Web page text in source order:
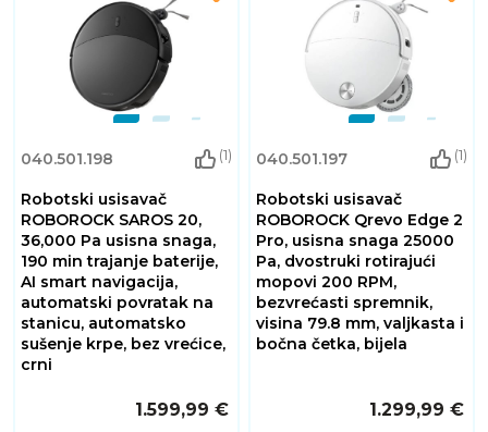
040.501.198 (1)
Robotski usisavač
ROBOROCK SAROS 20,
36,000 Pa usisna snaga,
190 min trajanje baterije,
AI smart navigacija,
automatski povratak na
stanicu, automatsko
sušenje krpe, bez vrećice,
crni
1.599,99 €
040.501.197 (1)
Robotski usisavač
ROBOROCK Qrevo Edge 2
Pro, usisna snaga 25000
Pa, dvostruki rotirajući
mopovi 200 RPM,
bezvrećasti spremnik,
visina 79.8 mm, valjkasta i
bočna četka, bijela
1.299,99 €